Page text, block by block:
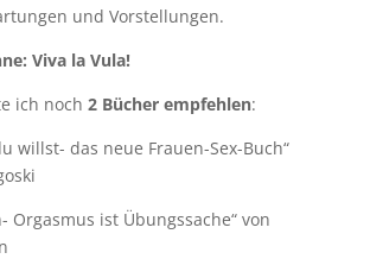
und Vorstellungen.
Viva la Vula!
ich noch 2 Bücher empfehlen:
willst- das neue Frauen-Sex-Buch“
Orgasmus ist Übungssache“ von